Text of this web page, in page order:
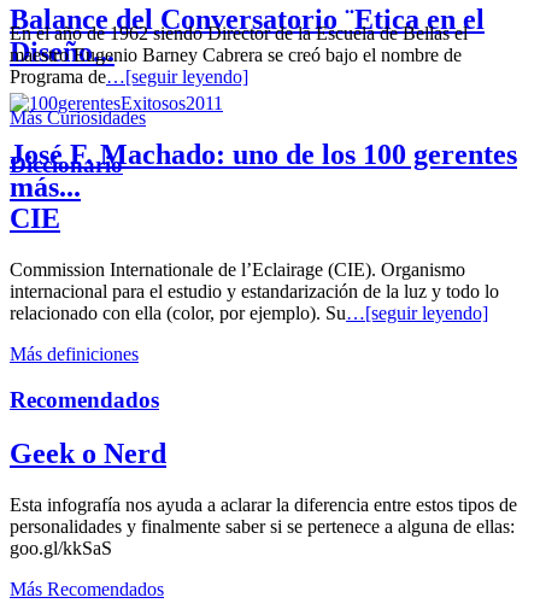
Balance del Conversatorio ¨Etica en el
Diseño...
José F. Machado: uno de los 100 gerentes
más...
En el año de 1962 siendo Director de la Escuela de Bellas el
maestro Eugenio Barney Cabrera se creó bajo el nombre de
Programa de…[seguir leyendo]
Más Curiosidades
Diccionario
CIE
Commission Internationale de l’Eclairage (CIE). Organismo
internacional para el estudio y estandarización de la luz y todo lo
relacionado con ella (color, por ejemplo). Su…[seguir leyendo]
Más definiciones
Recomendados
Geek o Nerd
Esta infografía nos ayuda a aclarar la diferencia entre estos tipos de
personalidades y finalmente saber si se pertenece a alguna de ellas:
goo.gl/kkSaS
Más Recomendados